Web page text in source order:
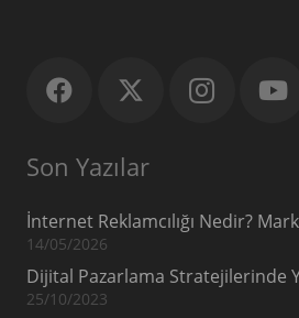
Son Yazılar
İnternet Reklamcılığı Nedir?
14/05/2026
Dijital Pazarlama Stratejilerinde
25/10/2023